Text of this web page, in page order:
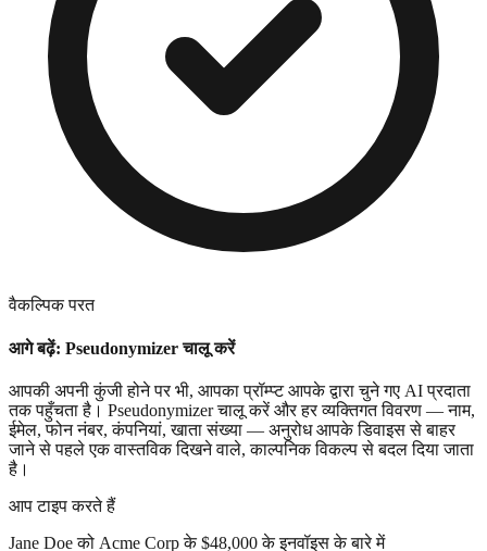
वैकल्पिक परत
आगे बढ़ें: Pseudonymizer चालू करें
आपकी अपनी कुंजी होने पर भी, आपका प्रॉम्प्ट आपके द्वारा चुने गए AI प्रदाता
तक पहुँचता है। Pseudonymizer चालू करें और हर व्यक्तिगत विवरण — नाम,
ईमेल, फोन नंबर, कंपनियां, खाता संख्या — अनुरोध आपके डिवाइस से बाहर
जाने से पहले एक वास्तविक दिखने वाले, काल्पनिक विकल्प से बदल दिया जाता
है।
आप टाइप करते हैं
Jane Doeको Acme Corpके $48,000 के इनवॉइस के बारे में